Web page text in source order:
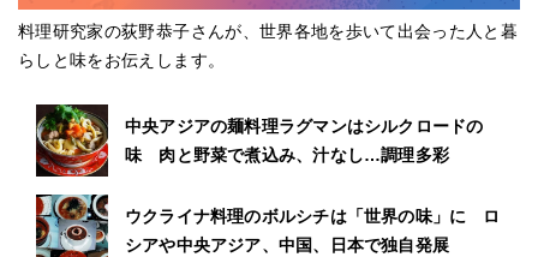
料理研究家の荻野恭子さんが、世界各地を歩いて出会った人と暮
らしと味をお伝えします。
中央アジアの麺料理ラグマンはシルクロードの
味 肉と野菜で煮込み、汁なし…調理多彩
ウクライナ料理のボルシチは「世界の味」に ロ
シアや中央アジア、中国、日本で独自発展